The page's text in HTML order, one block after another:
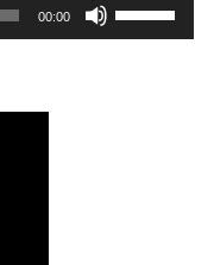
00:00
gora/behera